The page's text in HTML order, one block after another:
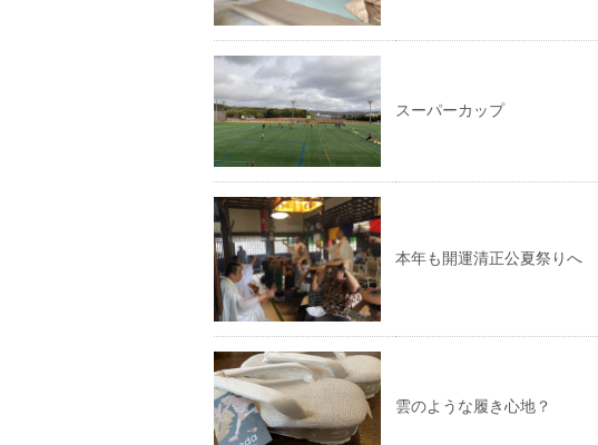
スーパーカップ
本年も開運清正公夏祭りへ
雲のような履き心地？